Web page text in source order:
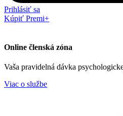
Prihlásiť sa
Kúpiť Premi+
Online členská zóna
Vaša pravidelná dávka
Viac o službe